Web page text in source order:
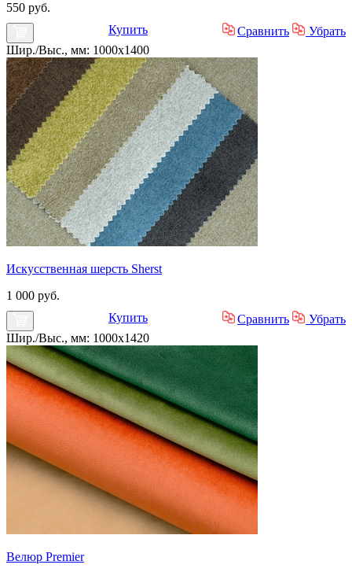
550 руб.
Купить
Сравнить
Убрать
Шир./Выс., мм: 1000x1400
Искусственная шерсть Sherst
1 000 руб.
Купить
Сравнить
Убрать
Шир./Выс., мм: 1000x1420
Велюр Premier